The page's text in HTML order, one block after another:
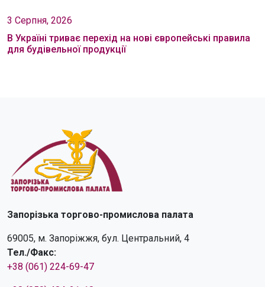
3 Серпня, 2026
В Україні триває перехід на нові європейські правила
для будівельної продукції
Запорізька торгово-промислова палата
69005, м. Запоріжжя, бул. Центральний, 4
Тел./Факс:
+38 (061) 224-69-47